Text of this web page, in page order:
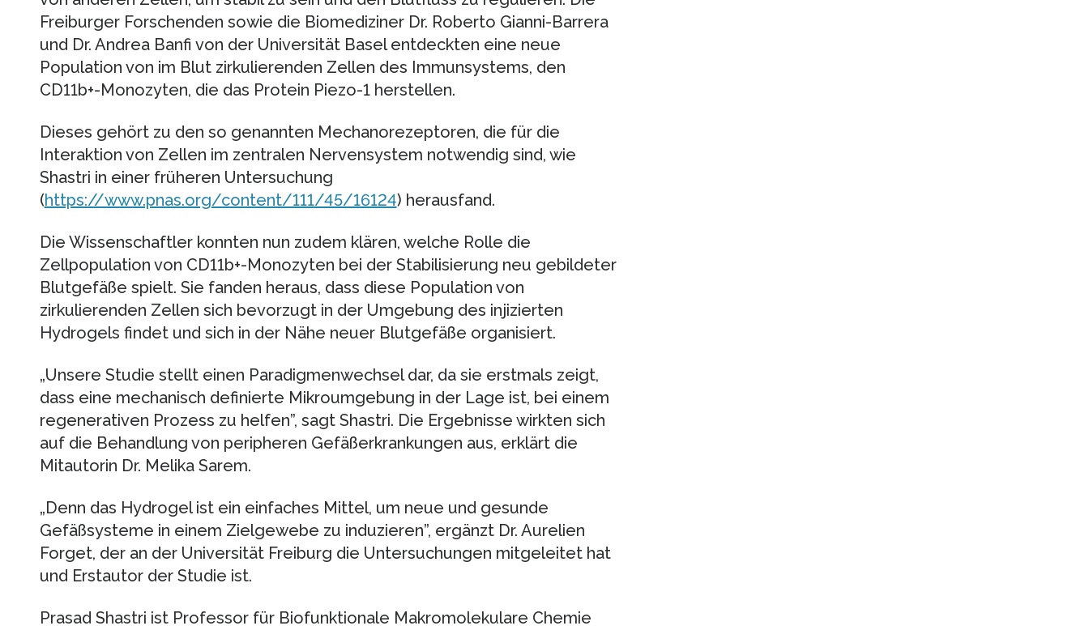
Freiburger Forschenden sowie die Biomediziner Dr. Roberto Gianni-Barrera
und Dr. Andrea Banfi von der Universität Basel entdeckten eine neue
Population von im Blut zirkulierenden Zellen des Immunsystems, den
CD11b+-Monozyten, die das Protein Piezo-1 herstellen.
Dieses gehört zu den so genannten Mechanorezeptoren, die für die
Interaktion von Zellen im zentralen Nervensystem notwendig sind, wie
Shastri in einer früheren Untersuchung
(https://www.pnas.org/content/111/45/16124) herausfand.
Die Wissenschaftler konnten nun zudem klären, welche Rolle die
Zellpopulation von CD11b+-Monozyten bei der Stabilisierung neu gebildeter
Blutgefäße spielt. Sie fanden heraus, dass diese Population von
zirkulierenden Zellen sich bevorzugt in der Umgebung des injizierten
Hydrogels findet und sich in der Nähe neuer Blutgefäße organisiert.
„Unsere Studie stellt einen Paradigmenwechsel dar, da sie erstmals zeigt,
dass eine mechanisch definierte Mikroumgebung in der Lage ist, bei einem
regenerativen Prozess zu helfen”, sagt Shastri. Die Ergebnisse wirkten sich
auf die Behandlung von peripheren Gefäßerkrankungen aus, erklärt die
Mitautorin Dr. Melika Sarem.
„Denn das Hydrogel ist ein einfaches Mittel, um neue und gesunde
Gefäßsysteme in einem Zielgewebe zu induzieren”, ergänzt Dr. Aurelien
Forget, der an der Universität Freiburg die Untersuchungen mitgeleitet hat
und Erstautor der Studie ist.
Prasad Shastri ist Professor für Biofunktionale Makromolekulare Chemie